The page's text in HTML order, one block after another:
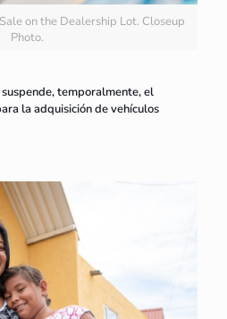
on the Dealership Lot. Closeup
Photo.
temporalmente, el
la adquisición de vehículos